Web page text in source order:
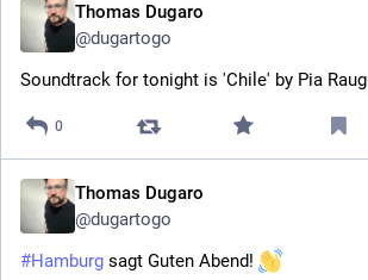
Thomas Dugaro
@dugartogo
Soundtrack for tonight is 'Chile' by Pia Raug
0
Thomas Dugaro
@dugartogo
#Hamburg sagt Guten Abend!